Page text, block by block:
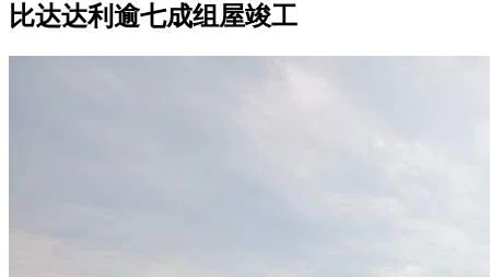
比达达利逾七成组屋竣工